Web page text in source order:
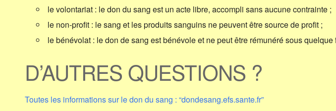
le volontariat : le don du sang est un acte libre, accompli sans aucune contrainte ;
le non-profit : le sang et les produits sanguins ne peuvent être source de profit ;
le bénévolat : le don de sang est bénévole et ne peut être rémunéré sous quelque
D’AUTRES QUESTIONS ?
Toutes les informations sur le don du sang : “dondesang.efs.sante.fr”